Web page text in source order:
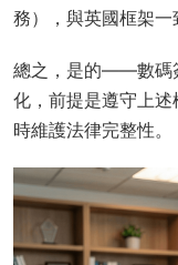
務），與英國框架一
總之，是的——數碼
化，前提是遵守上
時維護法律完整性。